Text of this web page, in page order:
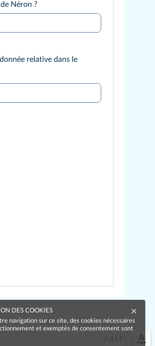
/ 414
Néron ?
relative dans le
DES COOKIES
navigation sur ce site, des cookies nécessaires
et exemptés de consentement sont